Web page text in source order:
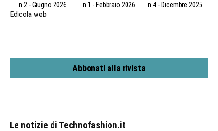
n.2 - Giugno 2026 n.1 - Febbraio 2026 n.4 - Dicembre 2025
Edicola web
Abbonati alla rivista
Le notizie di Technofashion.it